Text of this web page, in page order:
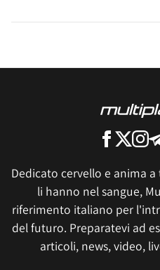
Dedicato cervello e anima
li hanno nel sangue,
riferimento italiano per
del futuro. Preparatevi ad
articoli, news, video,